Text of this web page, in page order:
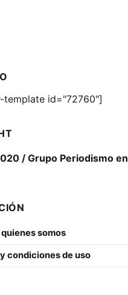
template id="72760"]
/ Grupo Periodismo en
somos
condiciones de uso